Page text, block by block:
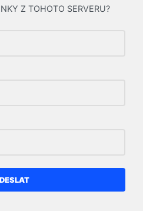
Z TOHOTO SERVERU?